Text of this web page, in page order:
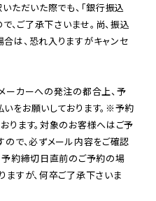
ただいた際でも、「銀行振込
、ご了承下さいませ。尚、振込
は、恐れ入りますがキャンセ
カーへの発注の都合上、予
をお願いしております。※予約
ります。対象のお客様へはご予
で、必ずメール内容をご確認
予約締切日直前のご予約の場
ますが、何卒ご了承下さいま